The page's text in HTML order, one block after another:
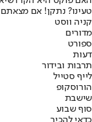
טעינו? נתקן! אם
קניה ווסט
מדורים
ספורט
דעות
תרבות ובידור
לייף סטייל
הורוסקופ
שישבת
סוף שבוע